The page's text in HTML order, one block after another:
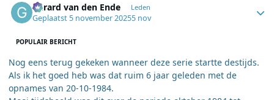
Gerard van den Ende Leden
Geplaatst 5 november 20255 nov
POPULAIR BERICHT
Nog eens terug gekeken wanneer deze serie startte destijds.
Als ik het goed heb was dat ruim 6 jaar geleden met de
opnames van 20-10-1984.